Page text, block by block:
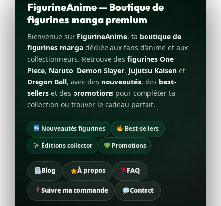
FigurineAnime — Boutique de
figurines manga premium
Bienvenue sur FigurineAnime, ta boutique de
figurines manga dédiée aux fans d’anime et aux
collectionneurs. Retrouve des figurines One
Piece, Naruto, Demon Slayer, Jujutsu Kaisen et
Dragon Ball, avec des nouveautés, des best-
sellers et des promotions pour compléter ta
collection ou trouver le cadeau parfait.
Nouveautés figurines
Best-sellers
Éditions collector
Promotions
Blog À propos FAQ
Suivre ma commande Contact